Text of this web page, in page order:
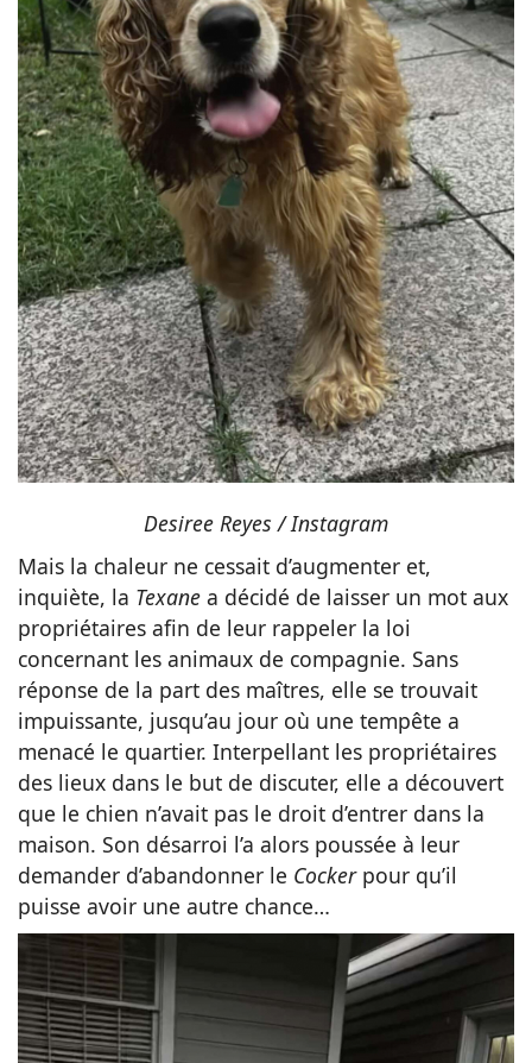
Desiree Reyes / Instagram
Mais la chaleur ne cessait d’augmenter et,
inquiète, la Texane a décidé de laisser un mot aux
propriétaires afin de leur rappeler la loi
concernant les animaux de compagnie. Sans
réponse de la part des maîtres, elle se trouvait
impuissante, jusqu’au jour où une tempête a
menacé le quartier. Interpellant les propriétaires
des lieux dans le but de discuter, elle a découvert
que le chien n’avait pas le droit d’entrer dans la
maison. Son désarroi l’a alors poussée à leur
demander d’abandonner le Cockerpour qu’il
puisse avoir une autre chance…